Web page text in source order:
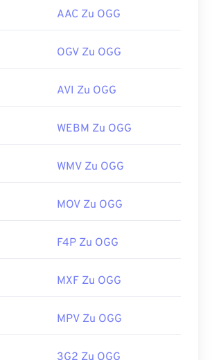
AAC Zu OGG
OGV Zu OGG
AVI Zu OGG
WEBM Zu OGG
WMV Zu OGG
MOV Zu OGG
F4P Zu OGG
MXF Zu OGG
MPV Zu OGG